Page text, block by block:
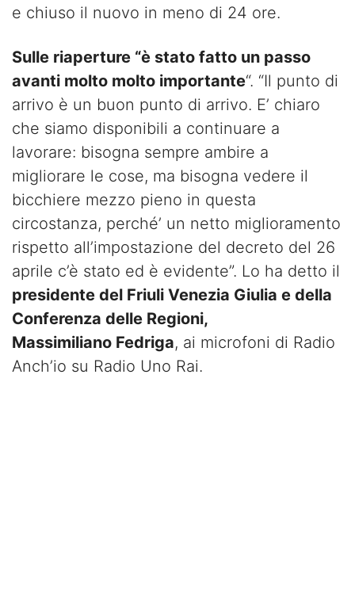
e chiuso il nuovo in meno di 24 ore.
Sulle riaperture “è stato fatto un passo
avanti molto molto importante“. “Il punto di
arrivo è un buon punto di arrivo. E’ chiaro
che siamo disponibili a continuare a
lavorare: bisogna sempre ambire a
migliorare le cose, ma bisogna vedere il
bicchiere mezzo pieno in questa
circostanza, perché’ un netto miglioramento
rispetto all’impostazione del decreto del 26
aprile c’è stato ed è evidente”. Lo ha detto il
presidente del Friuli Venezia Giulia e della
Conferenza delle Regioni,
Massimiliano Fedriga, ai microfoni di Radio
Anch’io su Radio Uno Rai.